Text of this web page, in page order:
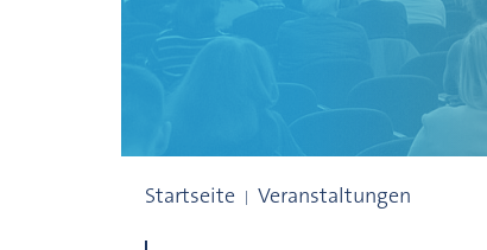
Startseite Veranstaltungen